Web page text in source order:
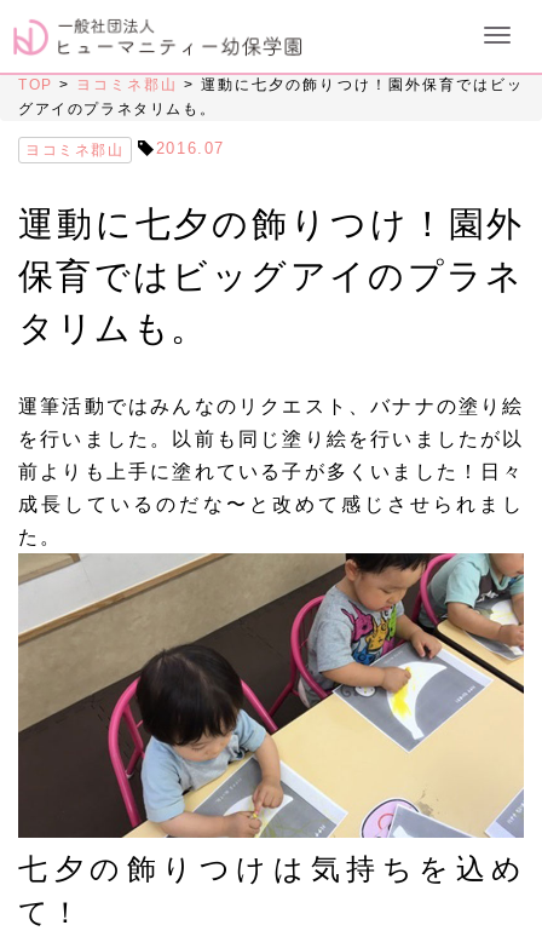
TOP > ヨコミネ郡山 > 運動に七夕の飾りつけ！園外保育ではビッ
グアイのプラネタリムも。
ヨコミネ郡山 2016.07
運動に七夕の飾りつけ！園外
保育ではビッグアイのプラネ
タリムも。
運筆活動ではみんなのリクエスト、バナナの塗り絵
を行いました。以前も同じ塗り絵を行いましたが以
前よりも上手に塗れている子が多くいました！日々
成長しているのだな〜と改めて感じさせられまし
た。
七夕の飾りつけは気持ちを込め
て！